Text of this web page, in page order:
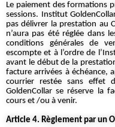
Le paiement des formations
sessions. Institut
pas délivrer la prestation au
n’aura pas été réglée dans
conditions générales de
escompte et à l’ordre de
avant le début de la
facture arrivées à échéance,
courrier restée sans effet
GoldenCollar se réserve la
cours et /ou à venir.
Article 4. Règlement par un